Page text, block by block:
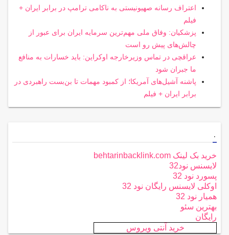
اعتراف رسانه صهیونیستی به ناکامی ترامپ در برابر ایران +
فیلم
پزشکیان: وفاق ملی مهم‌ترین سرمایه ایران برای عبور از
چالش‌های پیش رو است
عراقچی در تماس وزیرخارجه اوکراین: باید خسارات به منافع
ما جبران شود
پاشنه آشیل‌های آمریکا؛ از کمبود مهمات تا بن‌بست راهبردی در
برابر ایران + فیلم
.
خرید بک لینک behtarinbacklink.com
لایسنس نود32
پسورد نود 32
اوکلی لایسنس رایگان نود 32
همیار نود 32
بهترین سئو
رایگان
خرید آنتی ویروس